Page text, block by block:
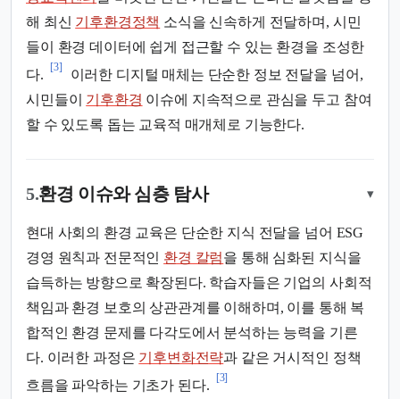
해 최신 기후환경정책 소식을 신속하게 전달하며, 시민
들이 환경 데이터에 쉽게 접근할 수 있는 환경을 조성한
다.
[3]
이러한 디지털 매체는 단순한 정보 전달을 넘어,
시민들이 기후환경 이슈에 지속적으로 관심을 두고 참여
할 수 있도록 돕는 교육적 매개체로 기능한다.
5.환경 이슈와 심층 탐사 ▾
현대 사회의 환경 교육은 단순한 지식 전달을 넘어 ESG
경영 원칙과 전문적인 환경 칼럼을 통해 심화된 지식을
습득하는 방향으로 확장된다. 학습자들은 기업의 사회적
책임과 환경 보호의 상관관계를 이해하며, 이를 통해 복
합적인 환경 문제를 다각도에서 분석하는 능력을 기른
다. 이러한 과정은 기후변화전략과 같은 거시적인 정책
흐름을 파악하는 기초가 된다.
[3]